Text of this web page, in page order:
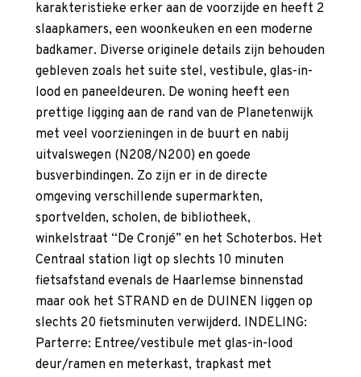
karakteristieke erker aan de voorzijde en heeft 2
slaapkamers, een woonkeuken en een moderne
badkamer. Diverse originele details zijn behouden
gebleven zoals het suite stel, vestibule, glas-in-
lood en paneeldeuren. De woning heeft een
prettige ligging aan de rand van de Planetenwijk
met veel voorzieningen in de buurt en nabij
uitvalswegen (N208/N200) en goede
busverbindingen. Zo zijn er in de directe
omgeving verschillende supermarkten,
sportvelden, scholen, de bibliotheek,
winkelstraat “De Cronjé” en het Schoterbos. Het
Centraal station ligt op slechts 10 minuten
fietsafstand evenals de Haarlemse binnenstad
maar ook het STRAND en de DUINEN liggen op
slechts 20 fietsminuten verwijderd. INDELING:
Parterre: Entree/vestibule met glas-in-lood
deur/ramen en meterkast, trapkast met